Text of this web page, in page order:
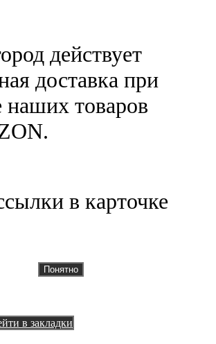
действует
доставка при
наших товаров
в карточке
Понятно
в закладки